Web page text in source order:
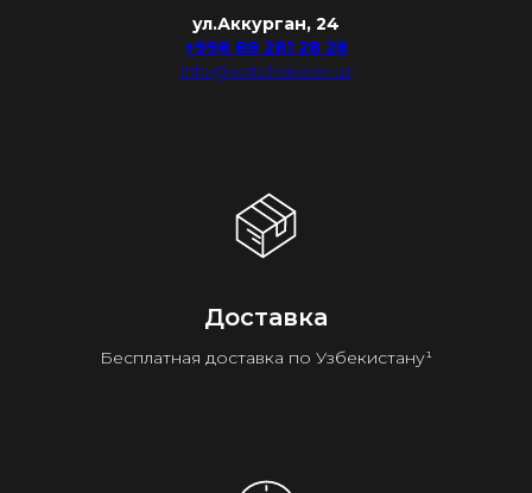
ул.Аккурган, 24
+998 88 281 28 28
info@watchdealer.uz
Доставка
Бесплатная доставка по Узбекистану¹